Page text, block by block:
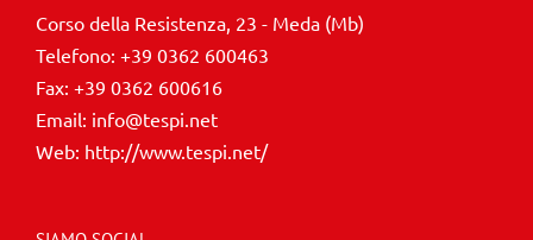
Corso della Resistenza, 23 - Meda (Mb)
Telefono: +39 0362 600463
Fax: +39 0362 600616
Email: info@tespi.net
Web: http://www.tespi.net/